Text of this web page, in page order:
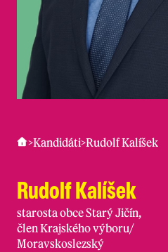
>Kandidáti>Rudolf Kalíšek
Rudolf Kalíšek
starosta obce Starý Jičín,
člen Krajského výboru/
Moravskoslezský